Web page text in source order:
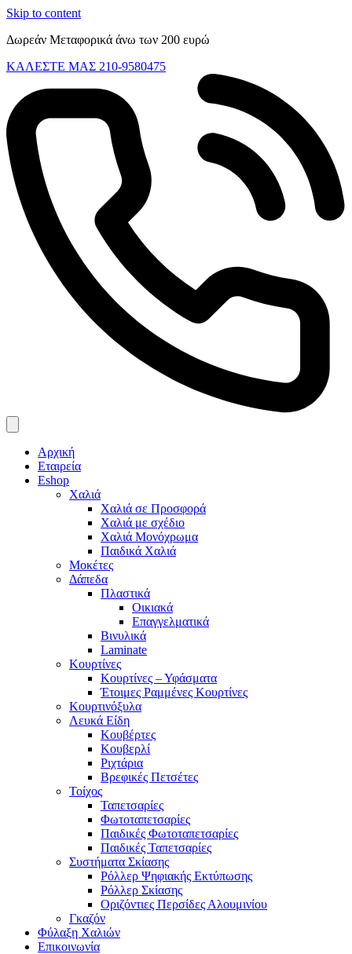
Skip to content
Δωρεάν Μεταφορικά άνω των 200 ευρώ
ΚΑΛΕΣΤΕ ΜΑΣ 210-9580475
Αρχική
Εταιρεία
Eshop
Χαλιά
Χαλιά σε Προσφορά
Χαλιά με σχέδιο
Χαλιά Μονόχρωμα
Παιδικά Χαλιά
Μοκέτες
Δάπεδα
Πλαστικά
Οικιακά
Επαγγελματικά
Βινυλικά
Laminate
Κουρτίνες
Κουρτίνες – Υφάσματα
Έτοιμες Ραμμένες Κουρτίνες
Κουρτινόξυλα
Λευκά Είδη
Κουβέρτες
Κουβερλί
Ριχτάρια
Βρεφικές Πετσέτες
Τοίχος
Ταπετσαρίες
Φωτοταπετσαρίες
Παιδικές Φωτοταπετσαρίες
Παιδικές Ταπετσαρίες
Συστήματα Σκίασης
Ρόλλερ Ψηφιακής Εκτύπωσης
Ρόλλερ Σκίασης
Οριζόντιες Περσίδες Αλουμινίου
Γκαζόν
Φύλαξη Χαλιών
Επικοινωνία